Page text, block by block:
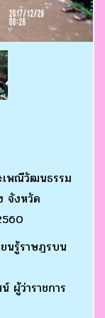
เพณีวัฒนธรรม
จังหวัด
นรู้ราษฎรบน
ผู้ว่าราชการ